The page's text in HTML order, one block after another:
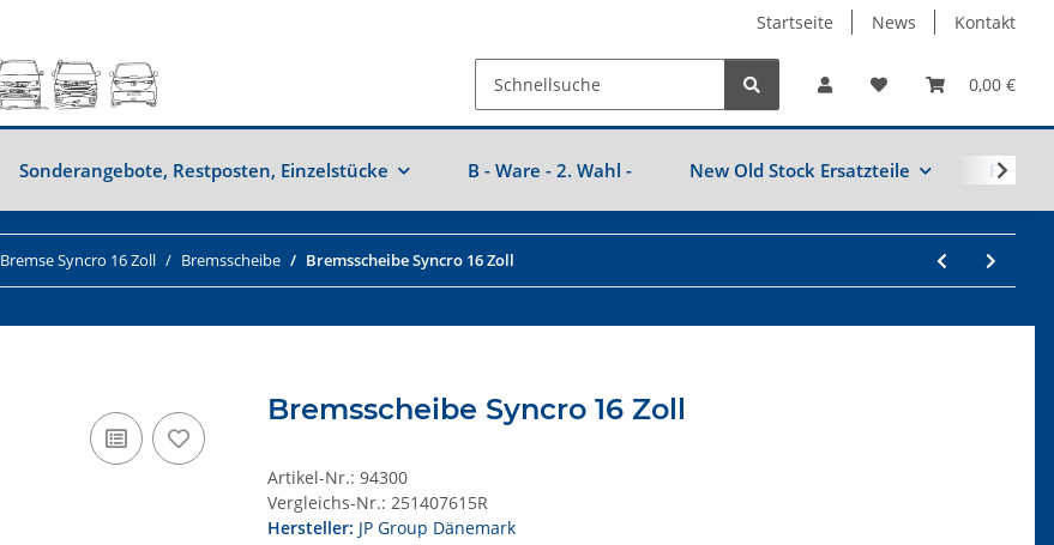
Startseite News Kontakt
0,00 €
Sonderangebote, Restposten, Einzelstücke B - Ware - 2. Wahl - New Old Stock Ersatzteile
Bremse Syncro 16 Zoll Bremsscheibe Bremsscheibe Syncro 16 Zoll
Bremsscheibe Syncro 16 Zoll
Artikel-Nr.: 94300
Vergleichs-Nr.: 251407615R
Hersteller: JP Group Dänemark